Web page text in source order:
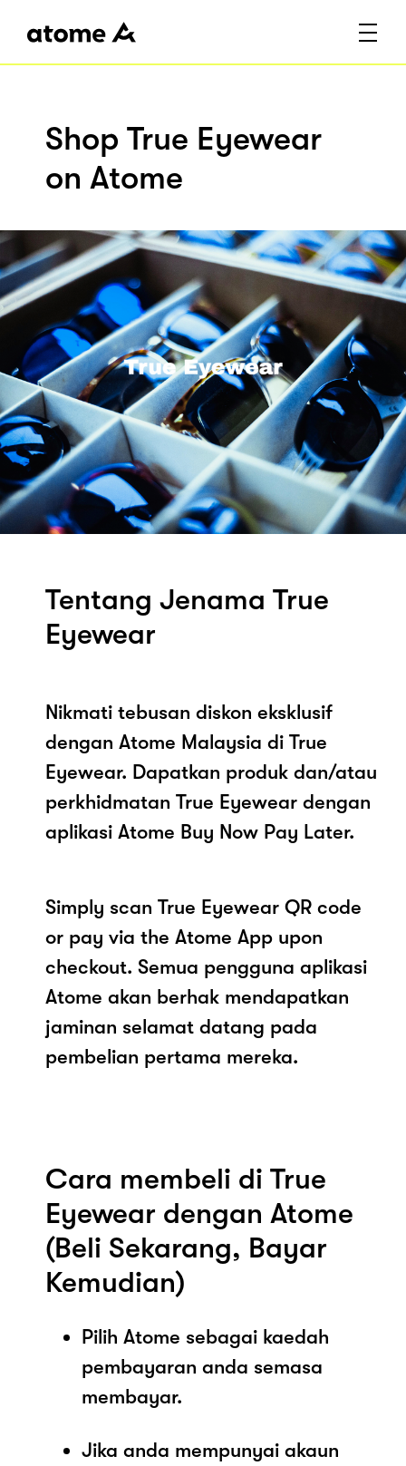
Shop True Eyewear
on Atome
Tentang Jenama True
Eyewear
Nikmati tebusan diskon eksklusif
dengan Atome Malaysia di True
Eyewear. Dapatkan produk dan/atau
perkhidmatan True Eyewear dengan
aplikasi Atome Buy Now Pay Later.
Simply scan True Eyewear QR code
or pay via the Atome App upon
checkout. Semua pengguna aplikasi
Atome akan berhak mendapatkan
jaminan selamat datang pada
pembelian pertama mereka.
Cara membeli di True
Eyewear dengan Atome
(Beli Sekarang, Bayar
Kemudian)
Pilih Atome sebagai kaedah
pembayaran anda semasa
membayar.
Jika anda mempunyai akaun